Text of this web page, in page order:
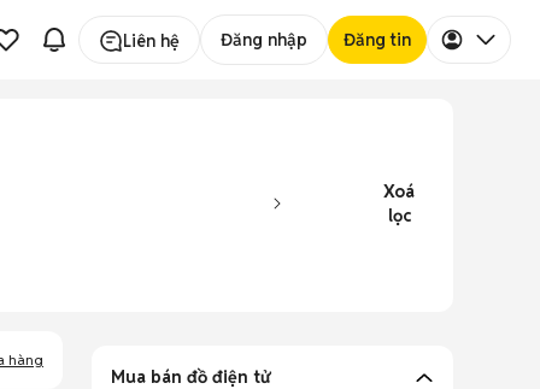
Liên hệ Đăng nhập Đăng tin
Xoá
lọc
hàng
Mua bán đồ điện tử